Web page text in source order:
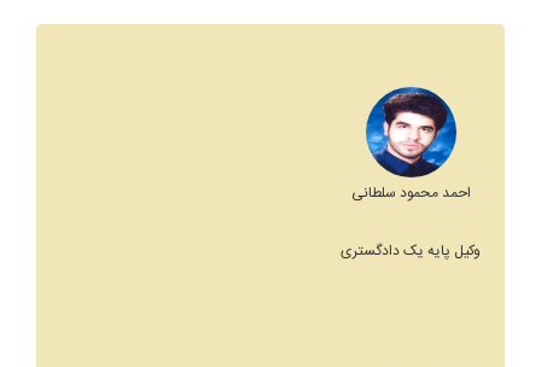
احمد محمود سلطانی
وکیل پایه یک دادگستری